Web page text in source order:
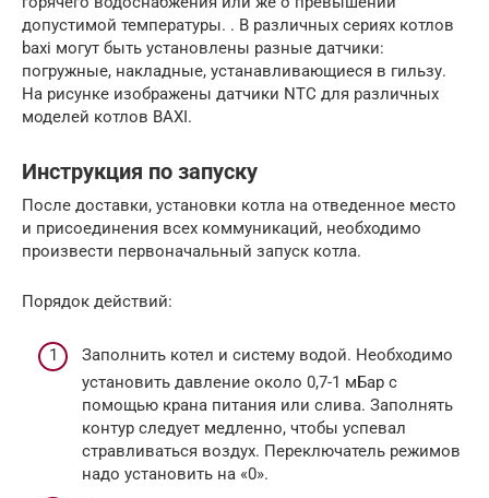
допустимой температуры. . В различных сериях котлов
baxi могут быть установлены разные датчики:
погружные, накладные, устанавливающиеся в гильзу.
На рисунке изображены датчики NTC для различных
моделей котлов BAXI.
Инструкция по запуску
После доставки, установки котла на отведенное место
и присоединения всех коммуникаций, необходимо
произвести первоначальный запуск котла.
Порядок действий:
Заполнить котел и систему водой. Необходимо
установить давление около 0,7-1 мБар с
помощью крана питания или слива. Заполнять
контур следует медленно, чтобы успевал
стравливаться воздух. Переключатель режимов
надо установить на «0».